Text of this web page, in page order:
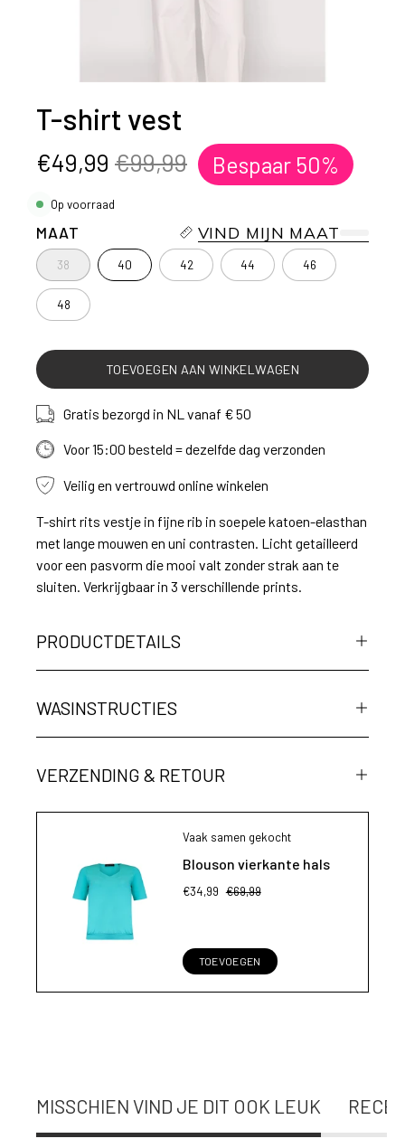
T-shirt vest
€49,99 €99,99 Bespaar 50%
Op voorraad
MAAT VIND MIJN MAAT
38 40 42 44 46
48
TOEVOEGEN AAN WINKELWAGEN
Gratis bezorgd in NL vanaf € 50
Voor 15:00 besteld = dezelfde dag verzonden
Veilig en vertrouwd online winkelen
T-shirt rits vestje in fijne rib in soepele katoen-elasthan
met lange mouwen en uni contrasten. Licht getailleerd
voor een pasvorm die mooi valt zonder strak aan te
sluiten. Verkrijgbaar in 3 verschillende prints.
PRODUCTDETAILS
WASINSTRUCTIES
VERZENDING & RETOUR
Vaak samen gekocht
Blouson vierkante hals
€34,99 €69,99
TOEVOEGEN
MISSCHIEN VIND JE DIT OOK LEUK